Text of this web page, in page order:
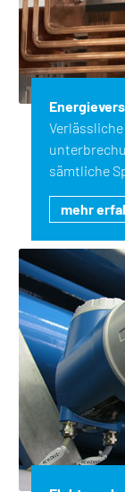
sämtliche
mehr